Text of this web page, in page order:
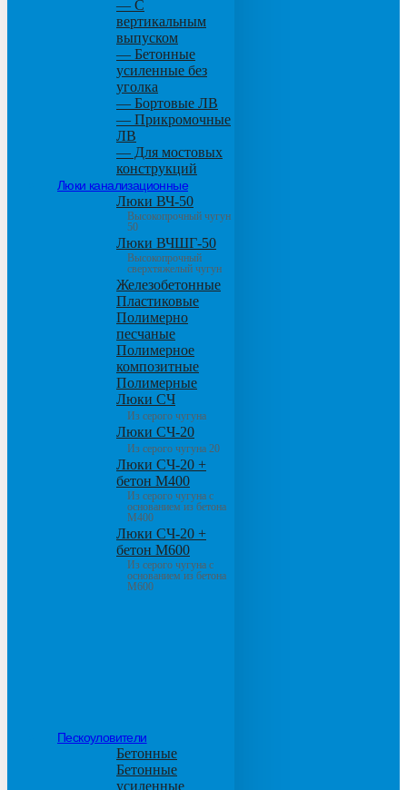
— С
вертикальным
выпуском
— Бетонные
усиленные без
уголка
— Бортовые ЛВ
— Прикромочные
ЛВ
— Для мостовых
конструкций
Люки канализационные
Люки ВЧ-50
Высокопрочный чугун
50
Люки ВЧШГ-50
Высокопрочный
сверхтяжелый чугун
Железобетонные
Пластиковые
Полимерно
песчаные
Полимерное
композитные
Полимерные
Люки СЧ
Из серого чугуна
Люки СЧ-20
Из серого чугуна 20
Люки СЧ-20 +
бетон М400
Из серого чугуна с
основанием из бетона
М400
Люки СЧ-20 +
бетон М600
Из серого чугуна с
основанием из бетона
М600
Пескоуловители
Бетонные
Бетонные
усиленные